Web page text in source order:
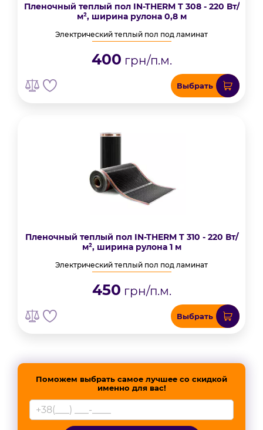
Пленочный теплый пол IN-THERM T 308 - 220 Вт/
м², ширина рулона 0,8 м
Электрический теплый пол под ламинат
400 грн/п.м.
Выбрать
Пленочный теплый пол IN-THERM T 310 - 220 Вт/
м², ширина рулона 1 м
Электрический теплый пол под ламинат
450 грн/п.м.
Выбрать
Поможем выбрать самое лучшее со скидкой
именно для вас!